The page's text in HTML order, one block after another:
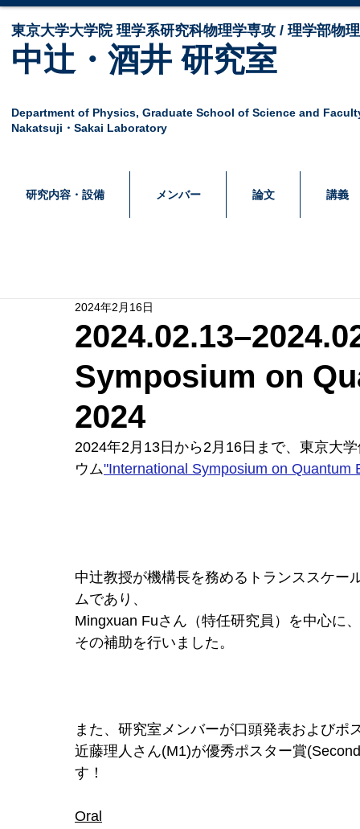
東京大学大学院 ​理学系研究科物理学専攻 / 理学部物
中辻・酒井 研究室
Department of Physics, Graduate School of Science and
Nakatsuji・Sakai Laboratory
研究内容・設備 メンバー 論文 講義
Symposium on
2024
2024年2月16日
2024年2月13日から2月16日まで、東京大
ウム"International Symposium on Quantum
中辻教授が機構長を務めるトランススケー
ムであり、
Mingxuan Fuさん（特任研究員）を中心に
その補助を行いました。
また、研究室メンバーが口頭発表およびポ
近藤理人さん(M1)が優秀ポスター賞
す！
Oral